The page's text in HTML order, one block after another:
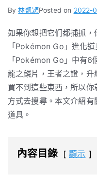
By林凱穎Posted on 2022-
如果你想把它们都捕抓
「Pokémon Go」進化
「Pokémon Go」中有6
龍之麟片，王者之證，
買不到這些東西，所以
方式去搜尋。本文介紹
道具。
內容目錄 顯示